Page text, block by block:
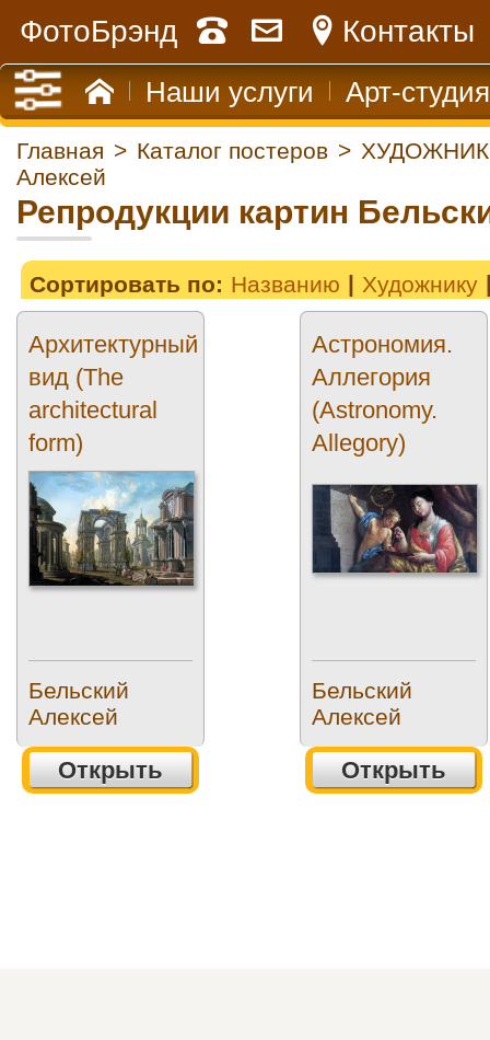
ФотоБрэнд Контакты
Наши услуги Арт-студия
Главная > Каталог постеров >
Алексей
Репродукции картин
Сортировать по: Названию Художнику
Архитектурный
вид (The
architectural
form)
Бельский
Алексей
Открыть
Астрономия.
Аллегория
(Astronomy.
Allegory)
Бельский
Алексей
Открыть